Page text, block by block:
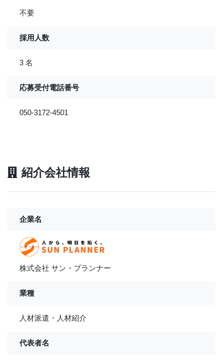
不要
採用人数
3 名
応募受付電話番号
050-3172-4501
紹介会社情報
企業名
株式会社 サン・プランナー
業種
人材派遣・人材紹介
代表者名